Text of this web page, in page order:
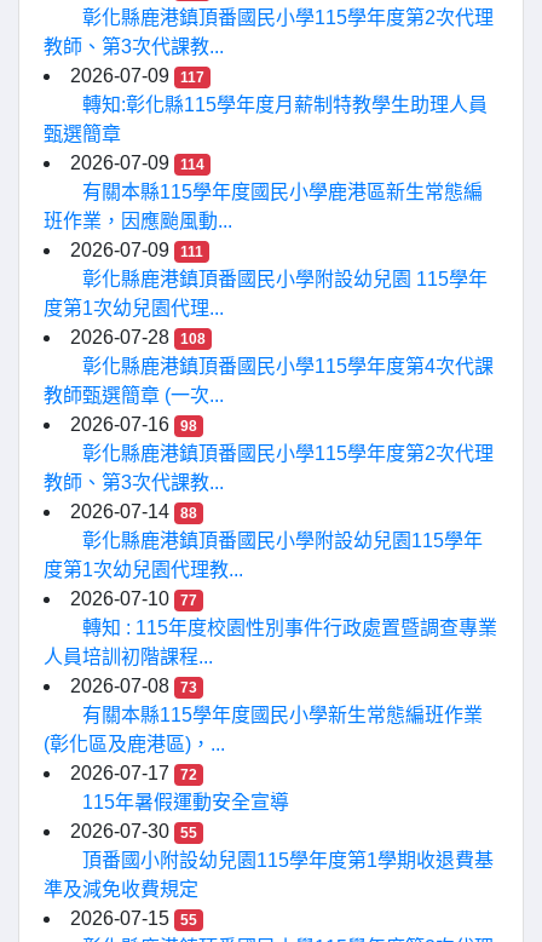
彰化縣鹿港鎮頂番國民小學115學年度第2次代理
教師、第3次代課教...
2026-07-09
117
轉知:彰化縣115學年度月薪制特教學生助理人員
甄選簡章
2026-07-09
114
有關本縣115學年度國民小學鹿港區新生常態編
班作業，因應颱風動...
2026-07-09
111
彰化縣鹿港鎮頂番國民小學附設幼兒園 115學年
度第1次幼兒園代理...
2026-07-28
108
彰化縣鹿港鎮頂番國民小學115學年度第4次代課
教師甄選簡章 (一次...
2026-07-16
98
彰化縣鹿港鎮頂番國民小學115學年度第2次代理
教師、第3次代課教...
2026-07-14
88
彰化縣鹿港鎮頂番國民小學附設幼兒園115學年
度第1次幼兒園代理教...
2026-07-10
77
轉知 : 115年度校園性別事件行政處置暨調查專業
人員培訓初階課程...
2026-07-08
73
有關本縣115學年度國民小學新生常態編班作業
(彰化區及鹿港區)，...
2026-07-17
72
115年暑假運動安全宣導
2026-07-30
55
頂番國小附設幼兒園115學年度第1學期收退費基
準及減免收費規定
2026-07-15
55